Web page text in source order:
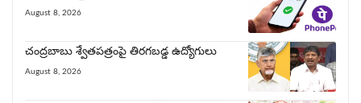
August 8, 2026
చంద్రబాబు శ్వేతపత్రంపై తిర‌గ‌బ‌డ్డ ఉద్యోగులు
August 8, 2026